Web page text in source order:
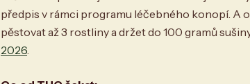
předpis v rámci programu léčebného konopí. A
pěstovat až 3 rostliny a držet do 100 gramů
2026